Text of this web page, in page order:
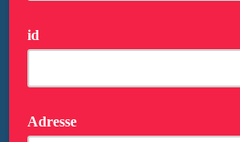
id
Adresse